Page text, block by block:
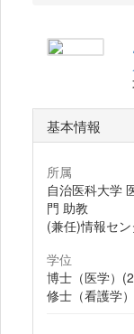
基本情報
所属
自治医科大学
門 助教
(兼任)情報セ
学位
博士（医学）
修士（看護学